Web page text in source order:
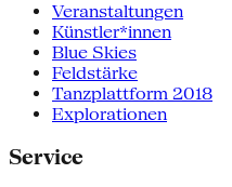
Veranstaltungen
Künstler*innen
Blue Skies
Feldstärke
Tanzplattform 2018
Explorationen
Service